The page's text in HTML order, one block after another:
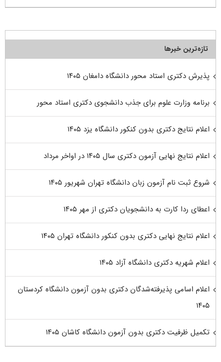
تازه‌ترین خبرها
پذیرش دکتری استاد محور دانشگاه دامغان ۱۴۰۵
برنامه وزارت علوم برای جذب دانشجوی دکتری استاد محور
اعلام نتایج دکتری بدون کنکور دانشگاه یزد ۱۴۰۵
اعلام نتایج نهایی آزمون دکتری سال ۱۴۰۵ در اواخر مرداد
شروع ثبت نام آزمون زبان دانشگاه تهران شهریور ۱۴۰۵
اعطای ردا کارت به دانشجویان دکتری از مهر ۱۴۰۵
اعلام نتایج نهایی دکتری بدون کنکور دانشگاه تهران ۱۴۰۵
اعلام شهریه دکتری دانشگاه آزاد ۱۴۰۵
اعلام اسامی پذیرفته‌شدگان دکتری بدون آزمون دانشگاه کردستان
۱۴۰۵
تکمیل ظرفیت دکتری بدون آزمون دانشگاه کاشان ۱۴۰۵